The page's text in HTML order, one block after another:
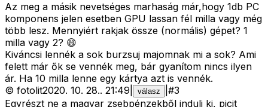
Az meg a másik nevetséges marhaság már,hogy 1db PC
komponens jelen esetben GPU lassan fél milla vagy még
több lesz. Mennyiért rakjak össze (normális) gépet? 1
milla vagy 2? 😄
Kiváncsi lennék a sok burzsuj majomnak mi a sok? Ami
felett már ők se vennék meg, bár gyanítom nincs ilyen
ár. Ha 10 milla lenne egy kártya azt is vennék.
© fotolit2020. 10. 28.. 21:49 válasz #3
Egyrészt ne a magyar zsebpénzekből indulj ki, picit